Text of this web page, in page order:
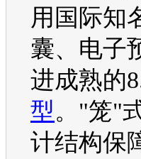
用国际知
囊、电子
进成熟的
型。"笼"
计结构保